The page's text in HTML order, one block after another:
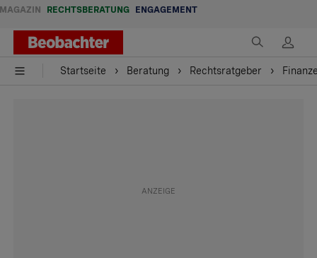
MAGAZIN RECHTSBERATUNG ENGAGEMENT
Startseite Beratung Rechtsratgeber